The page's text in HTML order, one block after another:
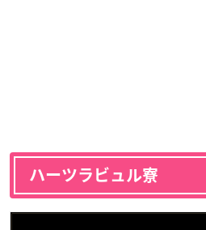
ハーツラビュル寮